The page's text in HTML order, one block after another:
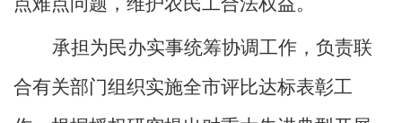
承担为民办实事统筹协调工作，负责联
合有关部门组织实施全市评比达标表彰工